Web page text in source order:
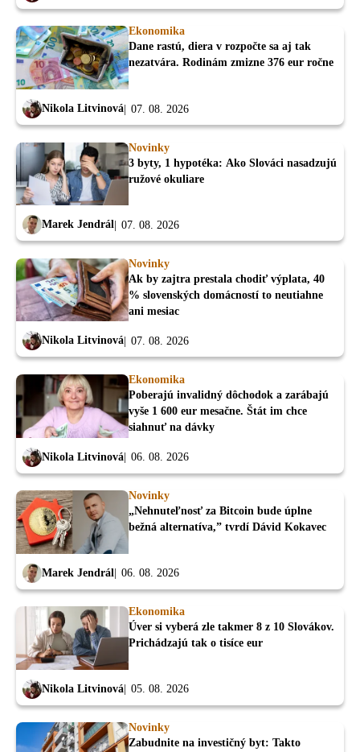
Ekonomika
Dane rastú, diera v rozpočte sa aj tak
nezatvára. Rodinám zmizne 376 eur ročne
Nikola Litvinová 07. 08. 2026
Novinky
3 byty, 1 hypotéka: Ako Slováci nasadzujú
ružové okuliare
Marek Jendrál 07. 08. 2026
Novinky
Ak by zajtra prestala chodiť výplata, 40
% slovenských domácností to neutiahne
ani mesiac
Nikola Litvinová 07. 08. 2026
Ekonomika
Poberajú invalidný dôchodok a zarábajú
vyše 1 600 eur mesačne. Štát im chce
siahnuť na dávky
Nikola Litvinová 06. 08. 2026
Novinky
„Nehnuteľnosť za Bitcoin bude úplne
bežná alternatíva,” tvrdí Dávid Kokavec
Marek Jendrál 06. 08. 2026
Ekonomika
Úver si vyberá zle takmer 8 z 10 Slovákov.
Prichádzajú tak o tisíce eur
Nikola Litvinová 05. 08. 2026
Novinky
Zabudnite na investičný byt: Takto